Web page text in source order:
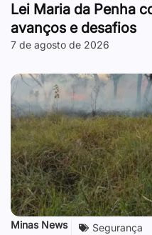
Lei Maria da Penha
avanços e desafios
7 de agosto de 2026
Minas News Segurança